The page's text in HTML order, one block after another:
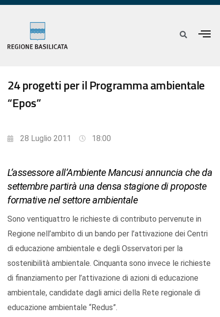
24 progetti per il Programma ambientale
“Epos”
28 Luglio 2011 18:00
L’assessore all’Ambiente Mancusi annuncia che da
settembre partirà una densa stagione di proposte
formative nel settore ambientale
Sono ventiquattro le richieste di contributo pervenute in
Regione nell’ambito di un bando per l’attivazione dei Centri
di educazione ambientale e degli Osservatori per la
sostenibilità ambientale. Cinquanta sono invece le richieste
di finanziamento per l’attivazione di azioni di educazione
ambientale, candidate dagli amici della Rete regionale di
educazione ambientale “Redus”.